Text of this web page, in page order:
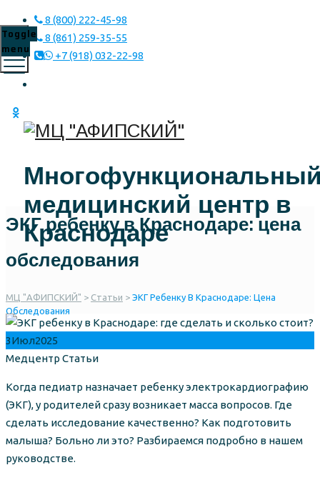
8 (800) 222-45-98
8 (861) 259-35-55
+7 (918) 032-22-98
медицинский центр в
Краснодаре
Toggle
menu
ЭКГ ребенку в Краснодаре: цена
обследования
МЦ "АФИПСКИЙ" > Статьи > ЭКГ Ребенку В Краснодаре: Цена
Обследования
3Июл2025
Author
Медцентр Categories
Статьи
Когда педиатр назначает ребенку электрокардиографию
(ЭКГ), у родителей сразу возникает масса вопросов. Где
сделать исследование качественно? Как подготовить
малыша? Больно ли это? Разбираемся подробно в нашем
руководстве.